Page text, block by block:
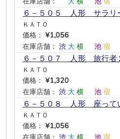
６－５０５ 人形 サラリ
ＫＡＴＯ
価格： ¥1,056
在庫店舗： 渋 大 横 池 宿
６－５０７ 人形 旅行者
ＫＡＴＯ
価格： ¥1,320
在庫店舗： 渋 大 横 池 宿
６－５０８ 人形 座って
ＫＡＴＯ
価格： ¥1,056
在庫店舗： 渋 大 横 池 宿